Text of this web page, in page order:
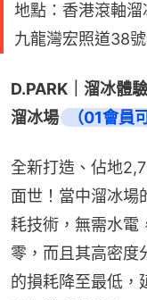
地點：香港滾軸溜
九龍灣宏照道38
D.PARK｜溜冰體
溜冰場
（01會員
全新打造、佔地
面世！當中溜冰場
耗技術，無需水電
零，而且其高密度
的損耗降至最低，